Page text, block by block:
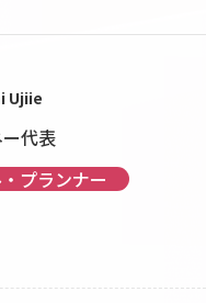
Ujiie
代表
プランナー